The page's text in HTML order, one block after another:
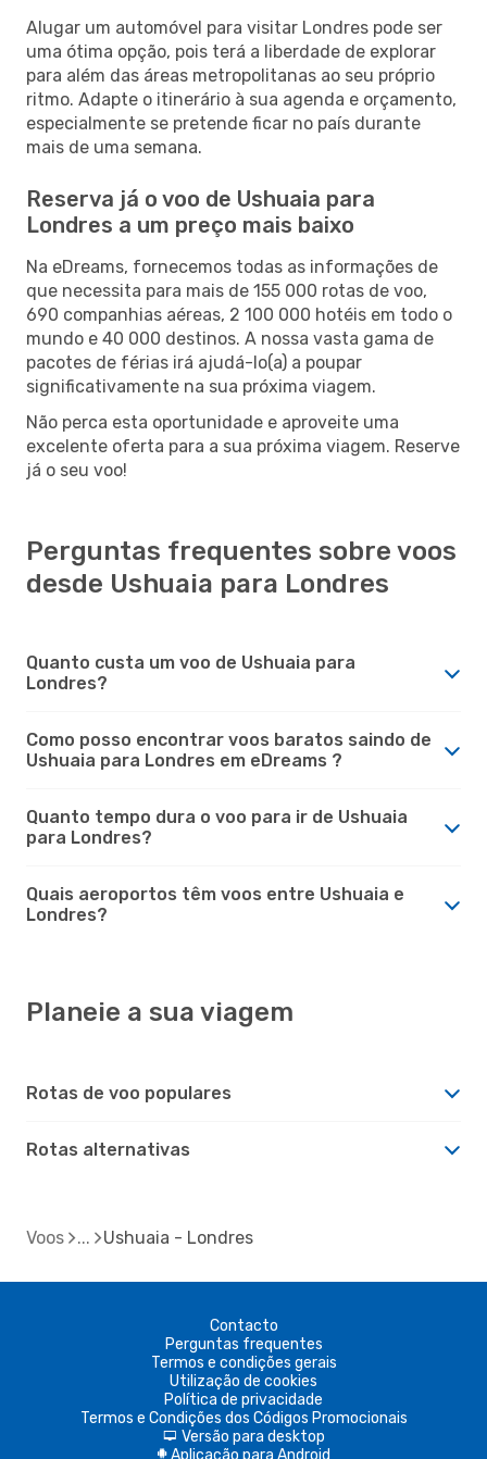
Alugar um automóvel para visitar Londres pode ser
uma ótima opção, pois terá a liberdade de explorar
para além das áreas metropolitanas ao seu próprio
ritmo. Adapte o itinerário à sua agenda e orçamento,
especialmente se pretende ficar no país durante
mais de uma semana.
Reserva já o voo de Ushuaia para
Londres a um preço mais baixo
Na eDreams, fornecemos todas as informações de
que necessita para mais de 155 000 rotas de voo,
690 companhias aéreas, 2 100 000 hotéis em todo o
mundo e 40 000 destinos. A nossa vasta gama de
pacotes de férias irá ajudá-lo(a) a poupar
significativamente na sua próxima viagem.
Não perca esta oportunidade e aproveite uma
excelente oferta para a sua próxima viagem. Reserve
já o seu voo!
Perguntas frequentes sobre voos
desde Ushuaia para Londres
Quanto custa um voo de Ushuaia para
Londres?
Como posso encontrar voos baratos saindo de
Ushuaia para Londres em eDreams ?
Quanto tempo dura o voo para ir de Ushuaia
para Londres?
Quais aeroportos têm voos entre Ushuaia e
Londres?
Planeie a sua viagem
Rotas de voo populares
Rotas alternativas
Voos Ushuaia - Londres
Contacto
Perguntas frequentes
Termos e condições gerais
Utilização de cookies
Política de privacidade
Termos e Condições dos Códigos Promocionais
d Versão para desktop
A Aplicação para Android